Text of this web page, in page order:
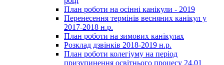
План роботи на осінні канікули - 2019
Перенесення термінів весняних канікул у
2017-2018 н.р.
План роботи на зимових канікулах
Розклад дзвінків 2018-2019 н.р.
План роботи колегіуму на період
призупинення освітнього процесу 24.01